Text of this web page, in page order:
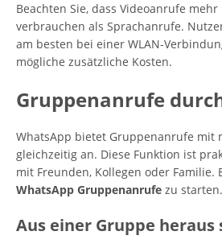
Beachten Sie, dass Videoanrufe
verbrauchen als Sprachanrufe.
am besten bei einer WLAN-
mögliche zusätzliche Kosten.
Gruppenanrufe
WhatsApp bietet Gruppenanrufe mit
gleichzeitig an. Diese Funktion ist
mit Freunden, Kollegen oder Familie.
WhatsApp Gruppenanrufe zu starten.
Aus einer Gruppe